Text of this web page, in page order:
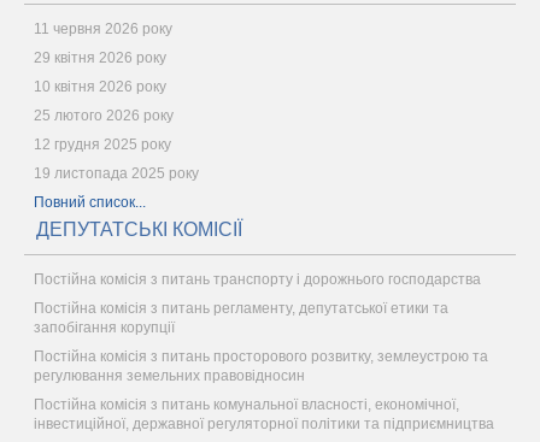
11 червня 2026 року
29 квітня 2026 року
10 квітня 2026 року
25 лютого 2026 року
12 грудня 2025 року
19 листопада 2025 року
Повний список...
ДЕПУТАТСЬКІ КОМІСІЇ
Постійна комісія з питань транспорту і дорожнього господарства
Постійна комісія з питань регламенту, депутатської етики та
запобігання корупції
Постійна комісія з питань просторового розвитку, землеустрою та
регулювання земельних правовідносин
Постійна комісія з питань комунальної власності, економічної,
інвестиційної, державної регуляторної політики та підприємництва